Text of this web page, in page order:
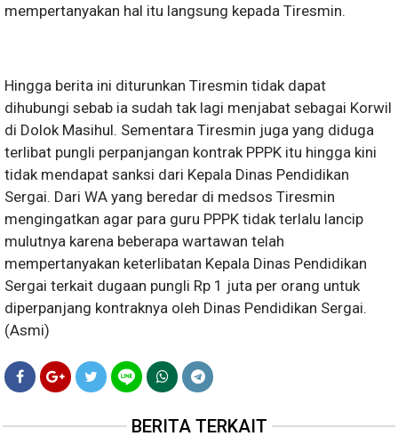
mempertanyakan hal itu langsung kepada Tiresmin.
Hingga berita ini diturunkan Tiresmin tidak dapat
dihubungi sebab ia sudah tak lagi menjabat sebagai Korwil
di Dolok Masihul. Sementara Tiresmin juga yang diduga
terlibat pungli perpanjangan kontrak PPPK itu hingga kini
tidak mendapat sanksi dari Kepala Dinas Pendidikan
Sergai. Dari WA yang beredar di medsos Tiresmin
mengingatkan agar para guru PPPK tidak terlalu lancip
mulutnya karena beberapa wartawan telah
mempertanyakan keterlibatan Kepala Dinas Pendidikan
Sergai terkait dugaan pungli Rp 1 juta per orang untuk
diperpanjang kontraknya oleh Dinas Pendidikan Sergai.
(Asmi)
BERITA TERKAIT